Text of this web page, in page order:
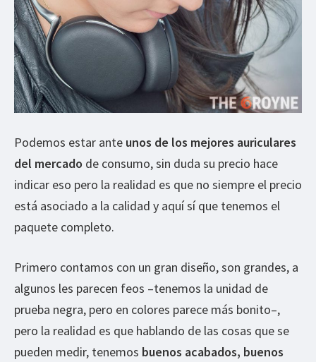
Podemos estar ante unos de los mejores auriculares
del mercado de consumo, sin duda su precio hace
indicar eso pero la realidad es que no siempre el precio
está asociado a la calidad y aquí sí que tenemos el
paquete completo.
Primero contamos con un gran diseño, son grandes, a
algunos les parecen feos –tenemos la unidad de
prueba negra, pero en colores parece más bonito–,
pero la realidad es que hablando de las cosas que se
pueden medir, tenemos buenos acabados, buenos